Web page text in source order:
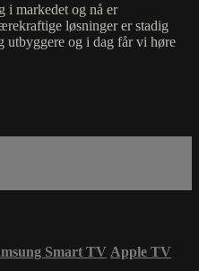
i markedet og nå er
løsninger er stadig
utbyggere og i dag får vi høre
Smart TV Apple TV